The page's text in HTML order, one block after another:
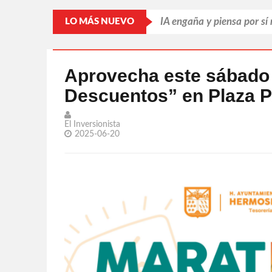
LO MÁS NUEVO IA engaña y piensa por
Llama Trump
Par de jugadoras
Aprovecha este
Descuentos” en Plaza
El Inversionista
2025-06-20